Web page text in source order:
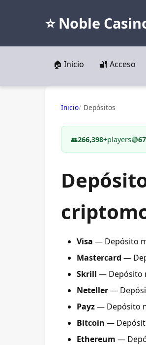
⭐ Noble
🏠 Inicio 🔐 Acceso
Inicio Depósitos
👥266,398+players🟢
Visa — Depósito
Mastercard —
Skrill — Depósito
Neteller—
Payz— Depósito
Bitcoin —
Ethereum —